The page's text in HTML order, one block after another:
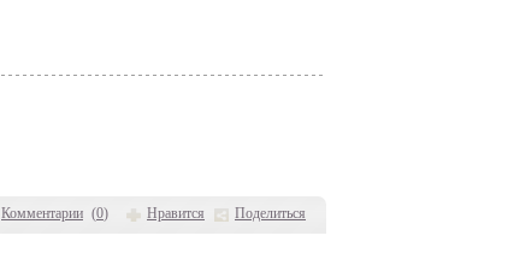
Комментарии (0) Нравится Поделиться